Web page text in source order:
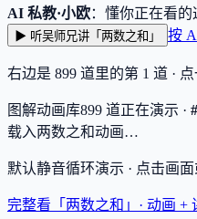
AI 私教·小欧：懂你正在看
▶ 听吴师兄讲「两数之和」 按
右边是 899 道里的第 1 道 ·
图解动画库899 道正在演示 ·
载入两数之和动画…
默认静音循环演示 · 点击画
完整看「两数之和」· 动画 +